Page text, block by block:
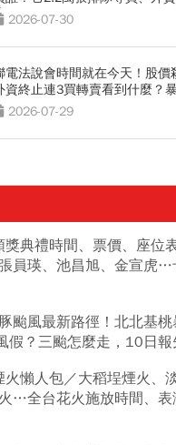
張
2026-07-30
電法說會時間就在今天！股價
資終止連3買轉賣看到什麼？
？
2026-07-29
獎典禮時間、票價、座位
員瑛、池昌旭、金宣虎…
颱風最新路徑！北北基
假？三颱怎麼走，10日報
懶人包／大稻埕煙火、
…全台花火施放時間、表